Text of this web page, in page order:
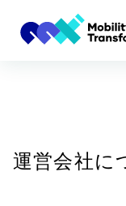
運営会社に